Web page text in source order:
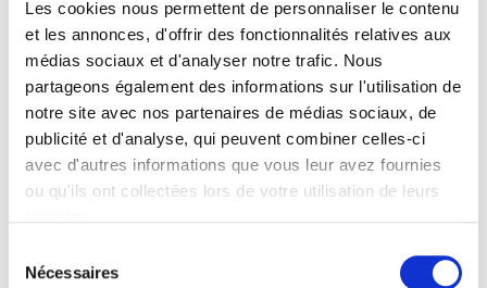
Les cookies nous permettent de personnaliser le contenu
et les annonces, d'offrir des fonctionnalités relatives aux
médias sociaux et d'analyser notre trafic. Nous
partageons également des informations sur l'utilisation de
notre site avec nos partenaires de médias sociaux, de
publicité et d'analyse, qui peuvent combiner celles-ci
avec d'autres informations que vous leur avez fournies
ou qu'ils ont collectées lors de votre utilisation de leurs
Nécessaires
Publisher Category
>Political Science
Publisher Category
>Politics
BISAC Subject Heading
POL000000 POLITICAL SCIENCE
BIC subject category (UK)
H Humanities
06 Professional and scholarly